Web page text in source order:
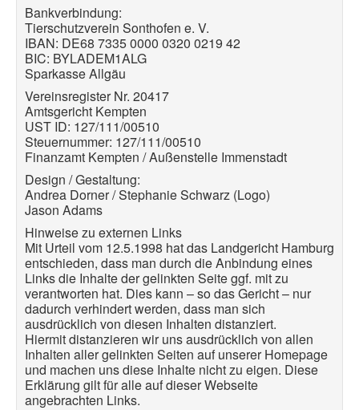
Bankverbindung:
Tierschutzverein Sonthofen e. V.
IBAN: DE68 7335 0000 0320 0219 42
BIC: BYLADEM1ALG
Sparkasse Allgäu
Vereinsregister Nr. 20417
Amtsgericht Kempten
UST ID: 127/111/00510
Steuernummer: 127/111/00510
Finanzamt Kempten / Außenstelle Immenstadt
Design / Gestaltung:
Andrea Dorner / Stephanie Schwarz (Logo)
Jason Adams
Hinweise zu externen Links
Mit Urteil vom 12.5.1998 hat das Landgericht Hamburg
entschieden, dass man durch die Anbindung eines
Links die Inhalte der gelinkten Seite ggf. mit zu
verantworten hat. Dies kann – so das Gericht – nur
dadurch verhindert werden, dass man sich
ausdrücklich von diesen Inhalten distanziert.
Hiermit distanzieren wir uns ausdrücklich von allen
Inhalten aller gelinkten Seiten auf unsererHomepage
und machen uns diese Inhalte nicht zu eigen. Diese
Erklärung gilt für alle auf dieser Webseite
angebrachten Links.